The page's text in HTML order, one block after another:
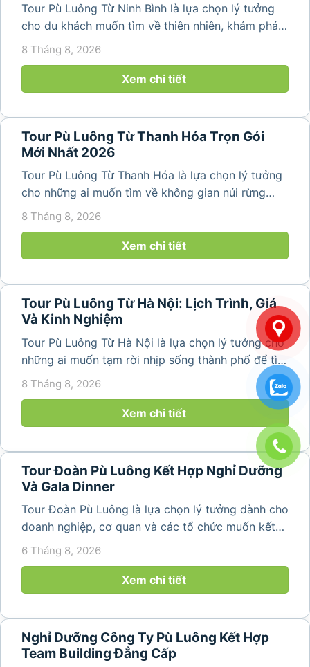
Tour Pù Luông Từ Ninh Bình là lựa chọn lý tưởng
cho du khách muốn tìm về thiên nhiên, khám phá
bản làng và tận hưởng không gian nghỉ dưỡng yên
bình. Với lịch trình 2N1Đ hoặc 3N2Đ, hành trình có
8 Tháng 8, 2026
Xem chi tiết
Tour Pù Luông Từ Thanh Hóa Trọn Gói
Mới Nhất 2026
Tour Pù Luông Từ Thanh Hóa là lựa chọn lý tưởng
cho những ai muốn tìm về không gian núi rừng
trong lành, ruộng bậc thang xanh mướt và những
ngày. Không cần di chuyển...
8 Tháng 8, 2026
Xem chi tiết
Tour Pù Luông Từ Hà Nội: Lịch Trình, Giá
Và Kinh Nghiệm
Tour Pù Luông Từ Hà Nội là lựa chọn lý tưởng cho
những ai muốn tạm rời nhịp sống thành phố để tìm
về không gian núi rừng xanh mát, những bản làng
yên bình và ruộng bậc thang đặc trưng của Pù
8 Tháng 8, 2026
Xem chi tiết
Tour Đoàn Pù Luông Kết Hợp Nghỉ Dưỡng
Và Gala Dinner
Tour Đoàn Pù Luông là lựa chọn lý tưởng dành cho
doanh nghiệp, cơ quan và các tổ chức muốn kết
hợp nghỉ dưỡng, tham quan và tổ chức các hoạt
nguyên sơ, không khí...
6 Tháng 8, 2026
Xem chi tiết
Nghỉ Dưỡng Công Ty Pù Luông Kết Hợp
Team Building Đẳng Cấp